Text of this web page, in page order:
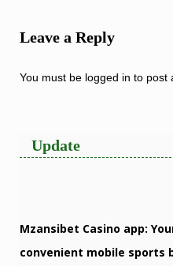
Leave a Reply
You must be logged in to post
Update
Mzansibet Casino app:
convenient mobile sports